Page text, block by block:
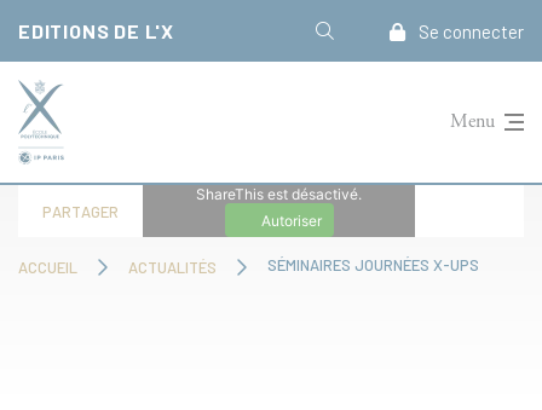
EDITIONS DE L'X Se connecter
Menu
ACCUEIL ACTUALITÉS SÉMINAIRES JOURNÉES X-UPS
PARTAGER
ShareThis est désactivé.
Autoriser